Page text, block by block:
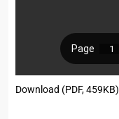
Download (PDF, 459KB)